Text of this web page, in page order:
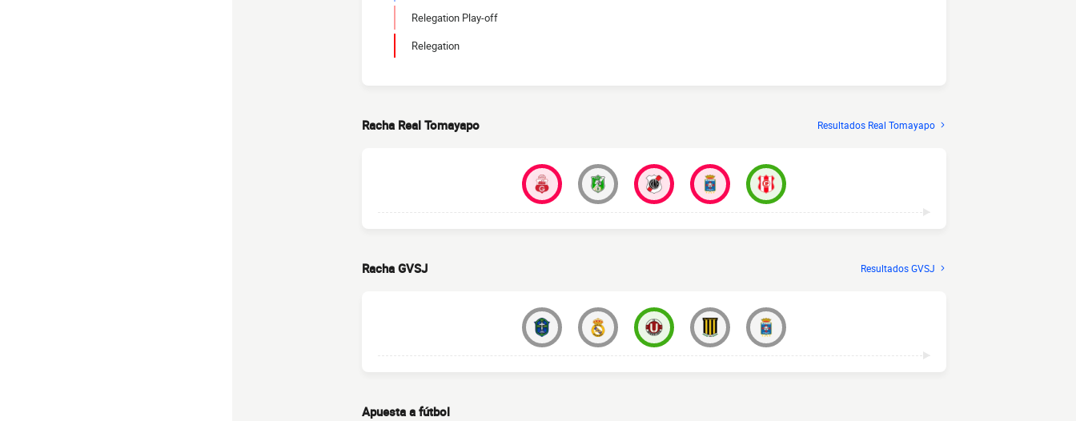
Relegation Play-off
Relegation
Racha Real Tomayapo Resultados Real Tomayapo
Racha GVSJ Resultados GVSJ
Apuesta a fútbol